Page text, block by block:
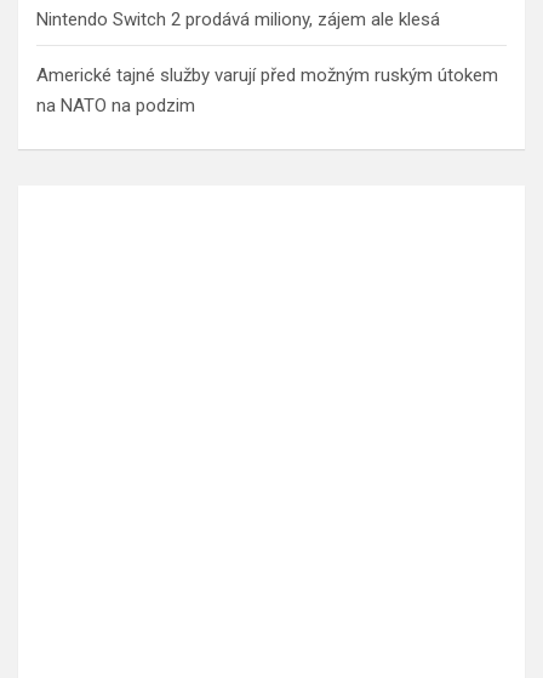
Nintendo Switch 2 prodává miliony, zájem ale klesá
Americké tajné služby varují před možným ruským útokem
na NATO na podzim